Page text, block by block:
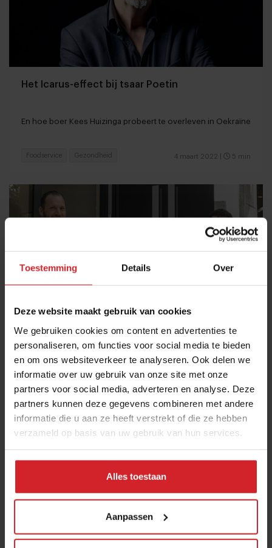
Toestemming Details Over
Deze website maakt gebruik van cookies
We gebruiken cookies om content en advertenties te
personaliseren, om functies voor social media te bieden
en om ons websiteverkeer te analyseren. Ook delen we
informatie over uw gebruik van onze site met onze
partners voor social media, adverteren en analyse. Deze
partners kunnen deze gegevens combineren met andere
informatie die u aan ze heeft verstrekt of die ze hebben
verzameld op basis van uw gebruik van hun services.
Alles toestaan
Aanpassen
Het Icarus-effect bij tsaar Poetin
En hoe boer Kees Huizinga probeert te overleven in Oekraïne
4 maart 2022 5 min
Foodservice Gezondheid
Succesformule rond Romaanse pizza timmert
hard aan de weg
Herman Hell en Hugo Kruijssen: Sugo biedt ongekende
4 maart 2022 | 6 min
Foodservice Concepten